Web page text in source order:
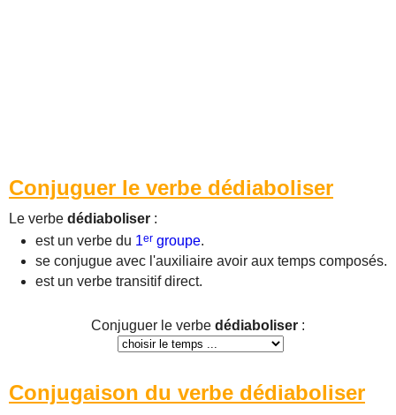
Conjuguer le verbe dédiaboliser
Le verbe dédiaboliser :
est un verbe du 1er groupe.
se conjugue avec l'auxiliaire avoir aux temps composés.
est un verbe transitif direct.
Conjuguer le verbe dédiaboliser :
Conjugaison du verbe dédiaboliser